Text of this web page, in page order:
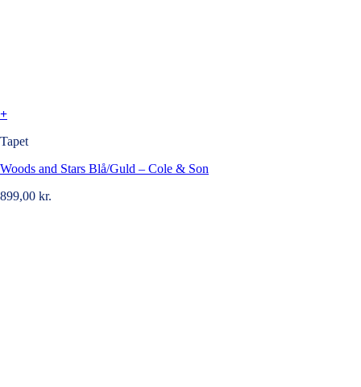
+
Tapet
Woods and Stars Blå/Guld – Cole & Son
899,00 kr.